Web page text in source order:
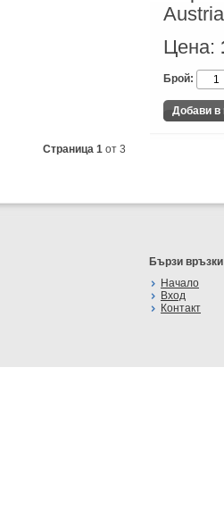
Austria
Цена:
Брой:
Страница 1 от 3
Бързи връзки
Начало
Вход
Контакт